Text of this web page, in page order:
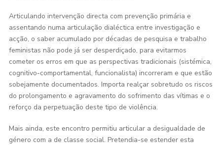
Articulando intervenção directa com prevenção primária e
assentando numa articulação dialéctica entre investigação e
acção, o saber acumulado por décadas de pesquisa e trabalho
feministas não pode já ser desperdiçado, para evitarmos
cometer os erros em que as perspectivas tradicionais (sistémica,
cognitivo-comportamental, funcionalista) incorreram e que estão
sobejamente documentados. Importa realçar sobretudo os riscos
do prolongamento e agravamento do sofrimento das vítimas e o
reforço da perpetuação deste tipo de violência.
Mais ainda, este encontro permitiu articular a desigualdade de
género com a de classe social. Pretendia-se estender esta